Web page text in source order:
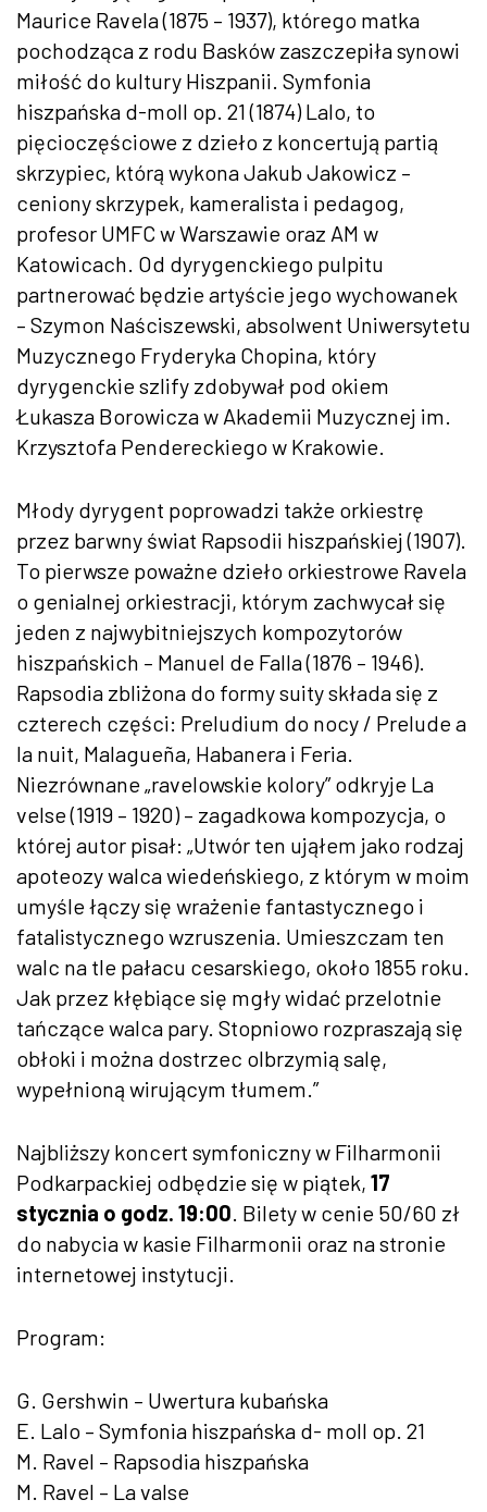
Maurice Ravela (1875 – 1937), którego matka
pochodząca z rodu Basków zaszczepiła synowi
miłość do kultury Hiszpanii. Symfonia
hiszpańska d-moll op. 21 (1874) Lalo, to
pięcioczęściowe z dzieło z koncertują partią
skrzypiec, którą wykona Jakub Jakowicz –
ceniony skrzypek, kameralista i pedagog,
profesor UMFC w Warszawie oraz AM w
Katowicach. Od dyrygenckiego pulpitu
partnerować będzie artyście jego wychowanek
– Szymon Naściszewski, absolwent Uniwersytetu
Muzycznego Fryderyka Chopina, który
dyrygenckie szlify zdobywał pod okiem
Łukasza Borowicza w Akademii Muzycznej im.
Krzysztofa Pendereckiego w Krakowie.
Młody dyrygent poprowadzi także orkiestrę
przez barwny świat Rapsodii hiszpańskiej (1907).
To pierwsze poważne dzieło orkiestrowe Ravela
o genialnej orkiestracji, którym zachwycał się
jeden z najwybitniejszych kompozytorów
hiszpańskich – Manuel de Falla (1876 – 1946).
Rapsodia zbliżona do formy suity składa się z
czterech części: Preludium do nocy / Prelude a
la nuit, Malagueña, Habanera i Feria.
Niezrównane „ravelowskie kolory” odkryje La
velse (1919 – 1920) – zagadkowa kompozycja, o
której autor pisał: „Utwór ten ująłem jako rodzaj
apoteozy walca wiedeńskiego, z którym w moim
umyśle łączy się wrażenie fantastycznego i
fatalistycznego wzruszenia. Umieszczam ten
walc na tle pałacu cesarskiego, około 1855 roku.
Jak przez kłębiące się mgły widać przelotnie
tańczące walca pary. Stopniowo rozpraszają się
obłoki i można dostrzec olbrzymią salę,
wypełnioną wirującym tłumem.”
Najbliższy koncert symfoniczny w Filharmonii
Podkarpackiej odbędzie się w piątek, 17
stycznia o godz. 19:00 . Bilety w cenie 50/60 zł
do nabycia w kasie Filharmonii oraz na stronie
internetowej instytucji.
Program:
G. Gershwin – Uwertura kubańska
E. Lalo – Symfonia hiszpańska d- moll op. 21
M. Ravel – Rapsodia hiszpańska
M. Ravel – La valse